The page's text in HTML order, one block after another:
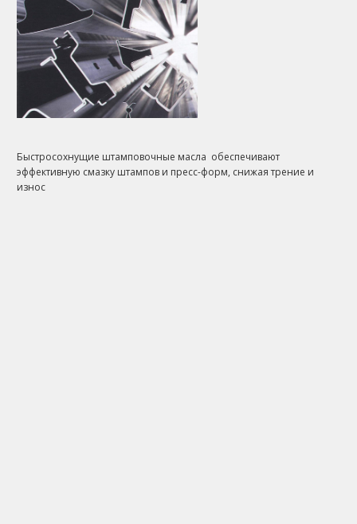
Быстросохнущие штамповочные масла обеспечивают
эффективную смазку штампов и пресс-форм, снижая трение и
износ